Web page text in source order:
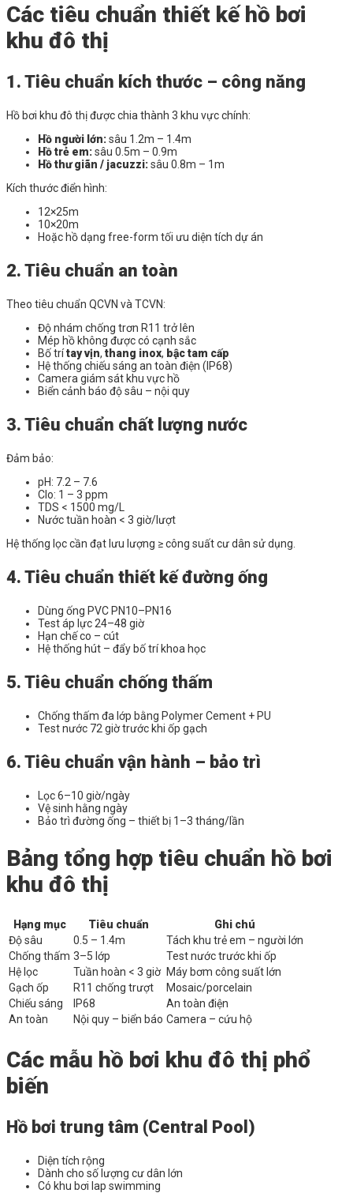
Các tiêu chuẩn thiết kế hồ bơi
khu đô thị
1. Tiêu chuẩn kích thước – công năng
Hồ bơi khu đô thị được chia thành 3 khu vực chính:
Hồ người lớn:sâu 1.2m – 1.4m
Hồ trẻ em:sâu 0.5m – 0.9m
Hồ thư giãn / jacuzzi:sâu 0.8m – 1m
Kích thước điển hình:
12×25m
10×20m
Hoặc hồ dạng free-form tối ưu diện tích dự án
2. Tiêu chuẩn an toàn
Theo tiêu chuẩn QCVN và TCVN:
Độ nhám chống trơn R11 trở lên
Mép hồ không được có cạnh sắc
Bố trítay vịn, thang inox, bậc tam cấp
Hệ thống chiếu sáng an toàn điện (IP68)
Camera giám sát khu vực hồ
Biển cảnh báo độ sâu – nội quy
3. Tiêu chuẩn chất lượng nước
Đảm bảo:
pH: 7.2 – 7.6
Clo: 1 – 3 ppm
TDS < 1500 mg/L
Nước tuần hoàn < 3 giờ/lượt
Hệ thống lọc cần đạt lưu lượng ≥ công suất cư dân sử dụng.
4. Tiêu chuẩn thiết kế đường ống
Dùng ống PVC PN10–PN16
Test áp lực 24–48 giờ
Hạn chế co – cút
Hệ thống hút – đẩy bố trí khoa học
5. Tiêu chuẩn chống thấm
Chống thấm đa lớp bằng Polymer Cement + PU
Test nước 72 giờ trước khi ốp gạch
6. Tiêu chuẩn vận hành – bảo trì
Lọc 6–10 giờ/ngày
Vệ sinh hằng ngày
Bảo trì đường ống – thiết bị 1–3 tháng/lần
Bảng tổng hợp tiêu chuẩn hồ bơi
khu đô thị
Hạng mục Tiêu chuẩn
Ghi chú
Độ sâu
0.5 – 1.4m
Tách khu trẻ em – người lớn
Chống thấm 3–5 lớp
Test nước trước khi ốp
Hệ lọc
Tuần hoàn < 3 giờ Máy bơm công suất lớn
Gạch ốp
R11 chống trượt
Mosaic/porcelain
Chiếu sáng
IP68
An toàn điện
An toàn
Nội quy – biển báo Camera – cứu hộ
Các mẫu hồ bơi khu đô thị phổ
biến
Hồ bơi trung tâm (Central Pool)
Diện tích rộng
Dành cho số lượng cư dân lớn
Có khu bơi lap swimming